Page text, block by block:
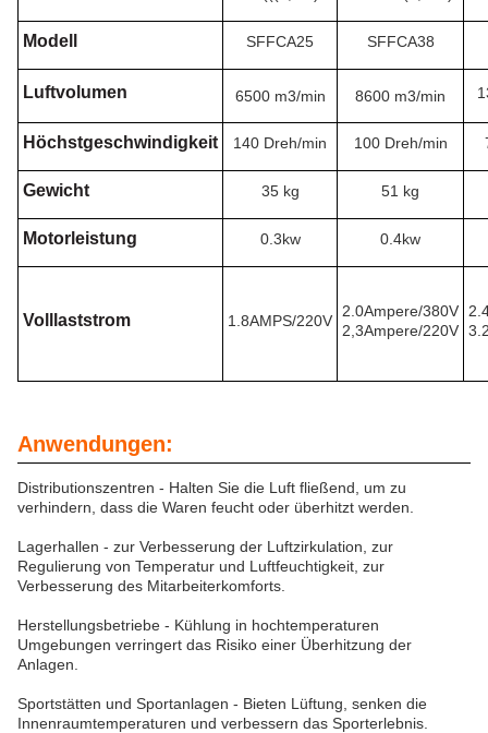
Modell SFFCA25 SFFCA38
Luftvolumen 6500 m3/min 8600 m3/min
Höchstgeschwindigkeit 140 Dreh/min 100 Dreh/min
Gewicht 35 kg 51 kg
Motorleistung 0.3kw 0.4kw
Volllaststrom 1.8AMPS/220V
2.0Ampere/380V
2,3Ampere/220V
Anwendungen:
Distributionszentren - Halten Sie die Luft fließend, um zu
verhindern, dass die Waren feucht oder überhitzt werden.
Lagerhallen - zur Verbesserung der Luftzirkulation, zur
Regulierung von Temperatur und Luftfeuchtigkeit, zur
Verbesserung des Mitarbeiterkomforts.
Herstellungsbetriebe - Kühlung in hochtemperaturen
Umgebungen verringert das Risiko einer Überhitzung der
Anlagen.
Sportstätten und Sportanlagen - Bieten Lüftung, senken die
Innenraumtemperaturen und verbessern das Sporterlebnis.